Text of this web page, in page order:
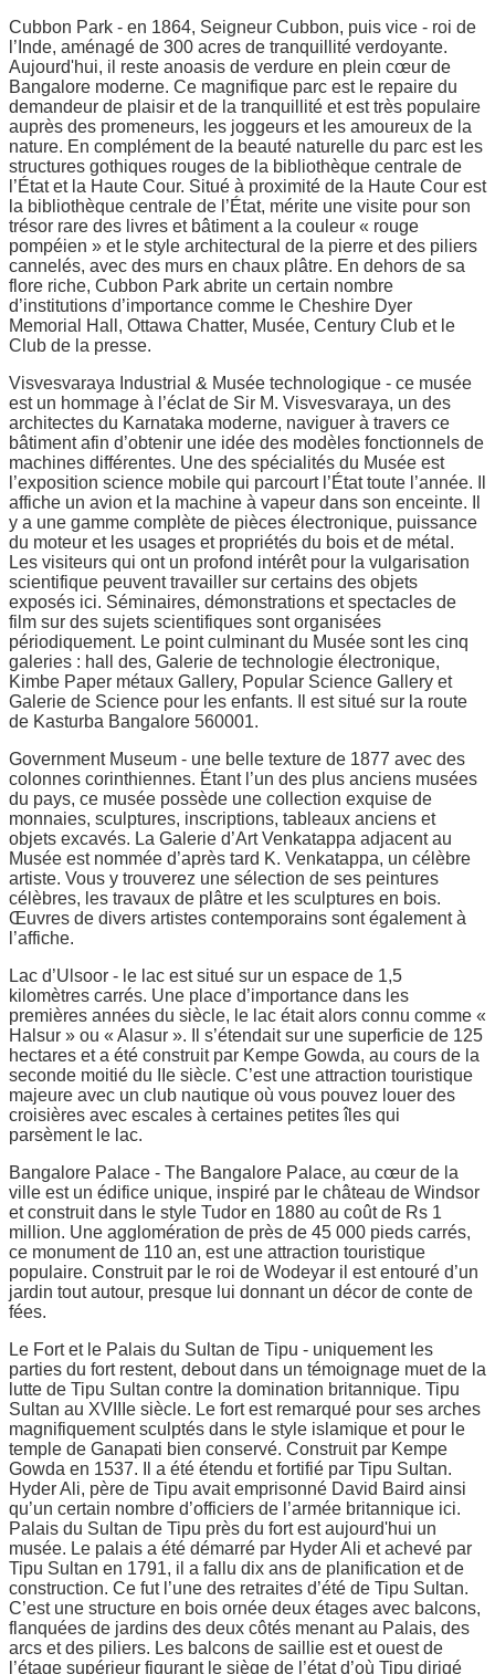
Cubbon Park - en 1864, Seigneur Cubbon, puis vice - roi de
l’Inde, aménagé de 300 acres de tranquillité verdoyante.
Aujourd'hui, il reste anoasis de verdure en plein cœur de
Bangalore moderne. Ce magnifique parc est le repaire du
demandeur de plaisir et de la tranquillité et est très populaire
auprès des promeneurs, les joggeurs et les amoureux de la
nature. En complément de la beauté naturelle du parc est les
structures gothiques rouges de la bibliothèque centrale de
l’État et la Haute Cour. Situé à proximité de la Haute Cour est
la bibliothèque centrale de l’État, mérite une visite pour son
trésor rare des livres et bâtiment a la couleur « rouge
pompéien » et le style architectural de la pierre et des piliers
cannelés, avec des murs en chaux plâtre. En dehors de sa
flore riche, Cubbon Park abrite un certain nombre
d’institutions d’importance comme le Cheshire Dyer
Memorial Hall, Ottawa Chatter, Musée, Century Club et le
Club de la presse.
Visvesvaraya Industrial & Musée technologique - ce musée
est un hommage à l’éclat de Sir M. Visvesvaraya, un des
architectes du Karnataka moderne, naviguer à travers ce
bâtiment afin d’obtenir une idée des modèles fonctionnels de
machines différentes. Une des spécialités du Musée est
l’exposition science mobile qui parcourt l’État toute l’année. Il
affiche un avion et la machine à vapeur dans son enceinte. Il
y a une gamme complète de pièces électronique, puissance
du moteur et les usages et propriétés du bois et de métal.
Les visiteurs qui ont un profond intérêt pour la vulgarisation
scientifique peuvent travailler sur certains des objets
exposés ici. Séminaires, démonstrations et spectacles de
film sur des sujets scientifiques sont organisées
périodiquement. Le point culminant du Musée sont les cinq
galeries : hall des, Galerie de technologie électronique,
Kimbe Paper métaux Gallery, Popular Science Gallery et
Galerie de Science pour les enfants. Il est situé sur la route
de Kasturba Bangalore 560001.
Government Museum - une belle texture de 1877 avec des
colonnes corinthiennes. Étant l’un des plus anciens musées
du pays, ce musée possède une collection exquise de
monnaies, sculptures, inscriptions, tableaux anciens et
objets excavés. La Galerie d’Art Venkatappa adjacent au
Musée est nommée d’après tard K. Venkatappa, un célèbre
artiste. Vous y trouverez une sélection de ses peintures
célèbres, les travaux de plâtre et les sculptures en bois.
Œuvres de divers artistes contemporains sont également à
l’affiche.
Lac d’Ulsoor - le lac est situé sur un espace de 1,5
kilomètres carrés. Une place d’importance dans les
premières années du siècle, le lac était alors connu comme «
Halsur » ou « Alasur ». Il s’étendait sur une superficie de 125
hectares et a été construit par Kempe Gowda, au cours de la
seconde moitié du IIe siècle. C’est une attraction touristique
majeure avec un club nautique où vous pouvez louer des
croisières avec escales à certaines petites îles qui
parsèment le lac.
Bangalore Palace - The Bangalore Palace, au cœur de la
ville est un édifice unique, inspiré par le château de Windsor
et construit dans le style Tudor en 1880 au coût de Rs 1
million. Une agglomération de près de 45 000 pieds carrés,
ce monument de 110 an, est une attraction touristique
populaire. Construit par le roi de Wodeyar il est entouré d’un
jardin tout autour, presque lui donnant un décor de conte de
fées.
Le Fort et le Palais du Sultan de Tipu - uniquement les
parties du fort restent, debout dans un témoignage muet de la
lutte de Tipu Sultan contre la domination britannique. Tipu
Sultan au XVIIIe siècle. Le fort est remarqué pour ses arches
magnifiquement sculptés dans le style islamique et pour le
temple de Ganapati bien conservé. Construit par Kempe
Gowda en 1537. Il a été étendu et fortifié par Tipu Sultan.
Hyder Ali, père de Tipu avait emprisonné David Baird ainsi
qu’un certain nombre d’officiers de l’armée britannique ici.
Palais du Sultan de Tipu près du fort est aujourd'hui un
musée. Le palais a été démarré par Hyder Ali et achevé par
Tipu Sultan en 1791, il a fallu dix ans de planification et de
construction. Ce fut l’une des retraites d’été de Tipu Sultan.
C’est une structure en bois ornée deux étages avec balcons,
flanquées de jardins des deux côtés menant au Palais, des
arcs et des piliers. Les balcons de saillie est et ouest de
l’étage supérieur figurant le siège de l’état d’où Tipu dirigé